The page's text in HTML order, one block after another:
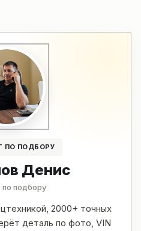
ПО ПОДБОРУ
Денис
по подбору
2000+ точных
деталь по фото, VIN